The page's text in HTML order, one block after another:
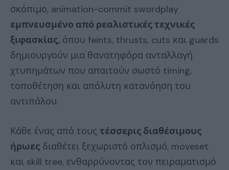
σκόπιμο, animation-commit swordplay
εμπνευσμένο από ρεαλιστικές τεχνικές
ξιφασκίας, όπου feints, thrusts, cuts και guards
δημιουργούν μια θανατηφόρα ανταλλαγή
χτυπημάτων που απαιτούν σωστό timing,
τοποθέτηση και απόλυτη κατανόηση του
αντιπάλου.
Κάθε ένας από τους τέσσερις διαθέσιμους
ήρωες διαθέτει ξεχωριστό οπλισμό, moveset
και skill tree, ενθαρρύνοντας τον πειραματισμό